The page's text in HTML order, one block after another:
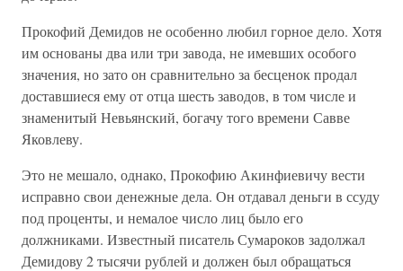
Прокофий Демидов не особенно любил горное дело. Хотя
им основаны два или три завода, не имевших особого
значения, но зато он сравнительно за бесценок продал
доставшиеся ему от отца шесть заводов, в том числе и
знаменитый Невьянский, богачу того времени Савве
Яковлеву.
Это не мешало, однако, Прокофию Акинфиевичу вести
исправно свои денежные дела. Он отдавал деньги в ссуду
под проценты, и немалое число лиц было его
должниками. Известный писатель Сумароков задолжал
Демидову 2 тысячи рублей и должен был обращаться